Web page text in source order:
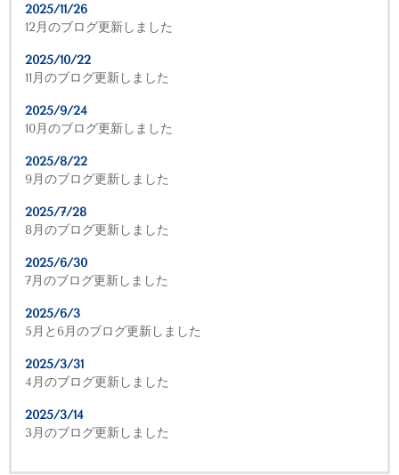
2025/11/26
12月のブログ更新しました
2025/10/22
11月のブログ更新しました
2025/9/24
10月のブログ更新しました
2025/8/22
9月のブログ更新しました
2025/7/28
8月のブログ更新しました
2025/6/30
7月のブログ更新しました
2025/6/3
5月と6月のブログ更新しました
2025/3/31
4月のブログ更新しました
2025/3/14
3月のブログ更新しました